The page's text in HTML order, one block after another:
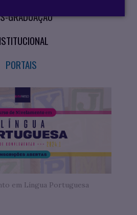
GRADUAÇÃO
PORTAIS
em Língua Portuguesa